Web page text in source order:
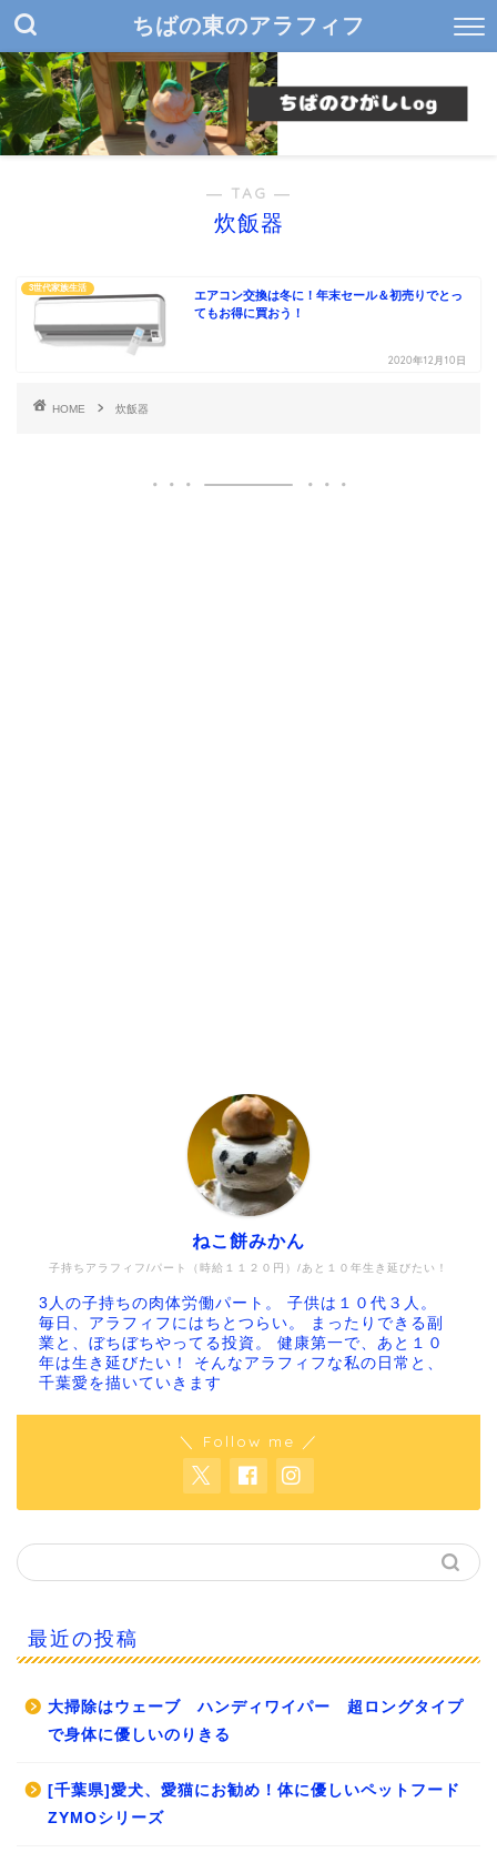
ちばの東のアラフィフ
― TAG ―
炊飯器
3世代家族生活
エアコン交換は冬に！年末セール＆初売りでとっ
てもお得に買おう！
2020年12月10日
HOME 炊飯器
子持ちアラフィフ/パート（時給１１２０円）/あと１０年生き延びたい！
ねこ餅みかん
3人の子持ちの肉体労働パート。 子供は１０代３人。
毎日、アラフィフにはちとつらい。 まったりできる副
業と、ぼちぼちやってる投資。 健康第一で、あと１０
年は生き延びたい！ そんなアラフィフな私の日常と、
千葉愛を描いていきます
＼ Follow me ／
最近の投稿
大掃除はウェーブ ハンディワイパー 超ロングタイプ
で身体に優しいのりきる
[千葉県]愛犬、愛猫にお勧め！体に優しいペットフード
ZYMOシリーズ